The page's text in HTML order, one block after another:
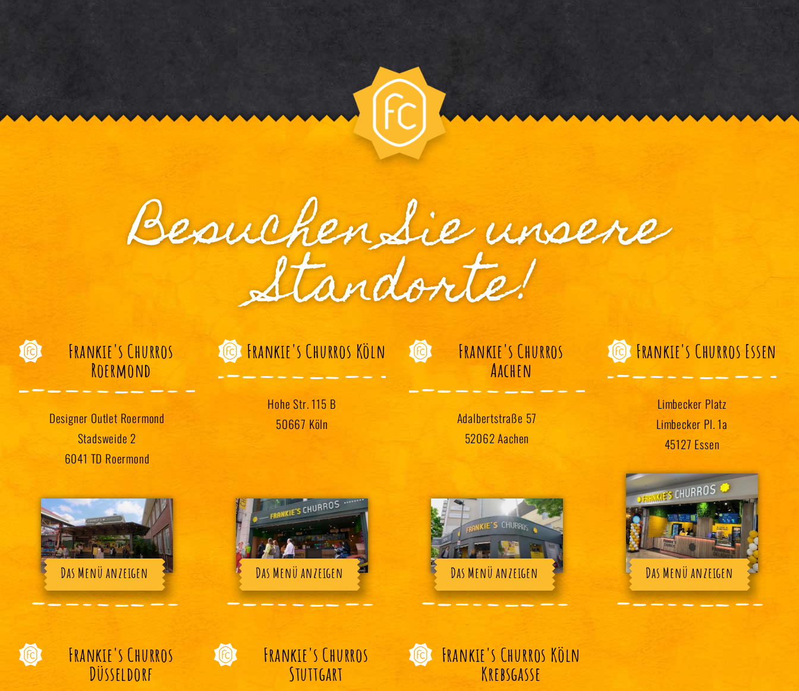
Besuchen Sie unsere
Standorte!
Frankie's Churros
Roermond
Designer Outlet Roermond
Stadsweide 2
6041 TD Roermond
Das Menü anzeigen
Frankie's Churros Köln
Hohe Str. 115 B
50667 Köln
Das Menü anzeigen
Frankie's Churros
Aachen
Adalbertstraße 57
52062 Aachen
Das Menü anzeigen
Frankie's Churros Essen
Limbecker Platz
Limbecker Pl. 1a
45127 Essen
Das Menü anzeigen
Frankie's Churros
Düsseldorf
Frankie's Churros
Stuttgart
Frankie's Churros Köln
Krebsgasse